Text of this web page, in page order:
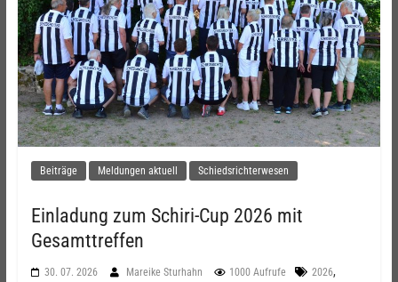
Beiträge Meldungen aktuell Schiedsrichterwesen
Einladung zum Schiri-Cup 2026 mit
Gesamttreffen
30. 07. 2026 Mareike Sturhahn 1000 Aufrufe 2026,